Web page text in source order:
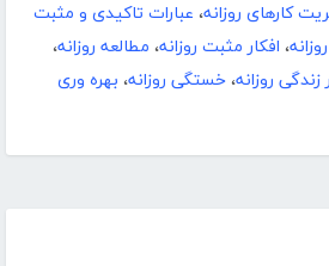
کارهای روزانه، عبارات تاکیدی و مثبت
، افکار مثبت روزانه، مطالعه روزانه،
روزانه، خستگی روزانه، بهره وری